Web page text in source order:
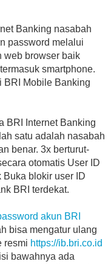
Banking nasabah
password melalui
web browser baik
smartphone.
BRI Mobile Banking
BRI Internet Banking
satu adalah nasabah
benar. 3x berturut-
otomatis User ID
Buka blokir user ID
BRI terdekat.
akun BRI
bisa mengatur ulang
resmi https://ib.bri.co.id
bawahnya ada